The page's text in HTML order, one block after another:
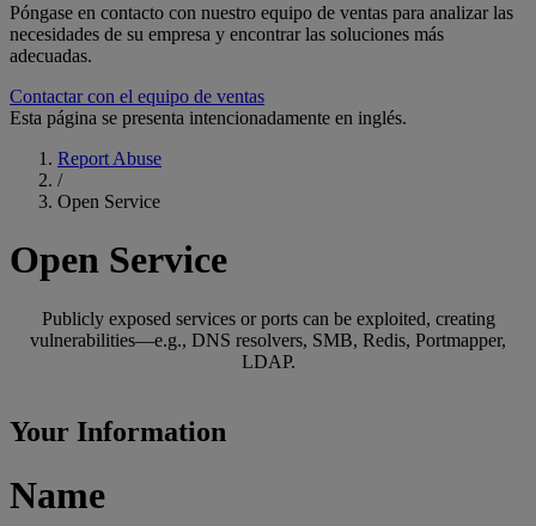
Póngase en contacto con nuestro equipo de ventas para analizar las
necesidades de su empresa y encontrar las soluciones más
adecuadas.
Contactar con el equipo de ventas
Esta página se presenta intencionadamente en inglés.
Report Abuse
/
Open Service
Open Service
Publicly exposed services or ports can be exploited, creating
vulnerabilities—e.g., DNS resolvers, SMB, Redis, Portmapper,
LDAP.
Your Information
Name